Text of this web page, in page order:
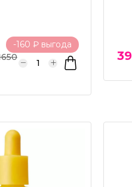
-160 ₽ выгода